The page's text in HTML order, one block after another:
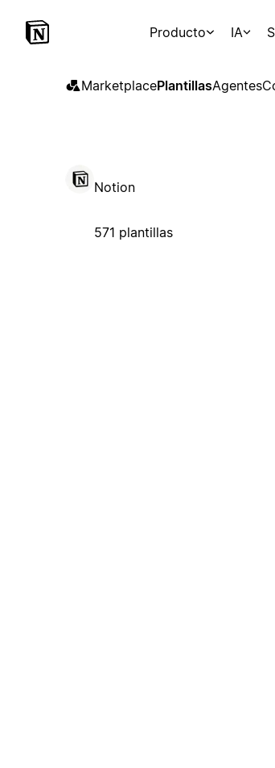
Producto IA
MarketplacePlantillasAgentes
Notion
571 plantillas